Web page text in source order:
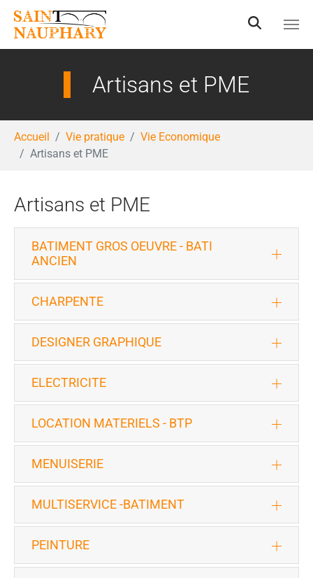
Artisans et PME
Accueil Vie pratique
Vie Economique
Artisans et PME
Artisans et PME
BATIMENT GROS OEUVRE - BATI
ANCIEN
CHARPENTE
DESIGNER GRAPHIQUE
ELECTRICITE
LOCATION MATERIELS - BTP
MENUISERIE
MULTISERVICE -BATIMENT
PEINTURE